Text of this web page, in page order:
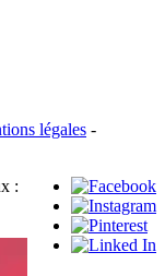
légales -
: